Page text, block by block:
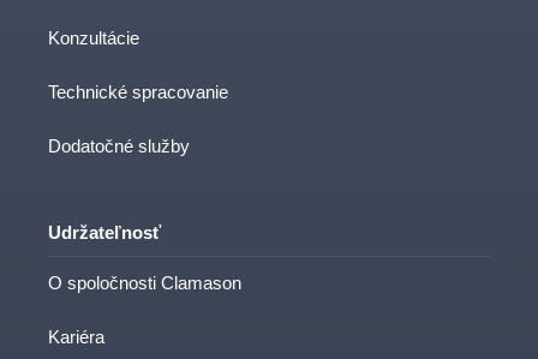
Konzultácie
Technické spracovanie
Dodatočné služby
Udržateľnosť
O spoločnosti Clamason
Kariéra